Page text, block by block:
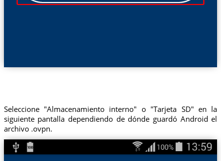
Seleccione "Almacenamiento interno" o "Tarjeta SD" en la
siguiente pantalla dependiendo de dónde guardó Android el
archivo .ovpn.